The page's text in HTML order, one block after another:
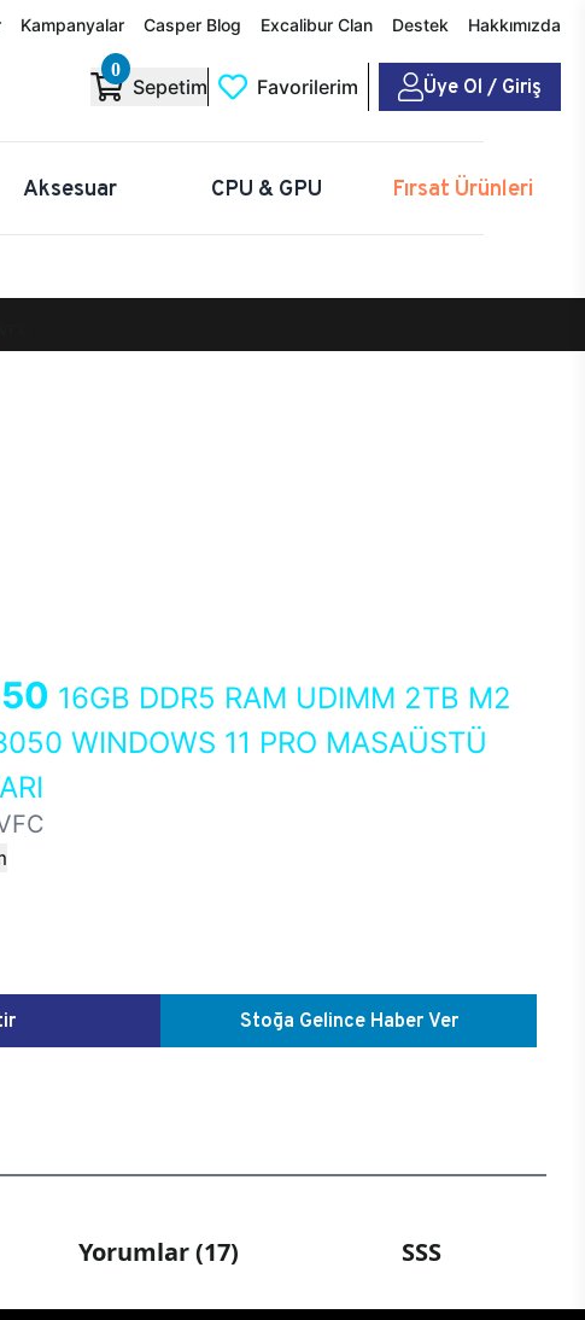
Kampanyalar Casper Blog Excalibur Clan Destek Hakkımızda
0
Sepetim Favorilerim Üye Ol / Giriş
Aksesuar CPU & GPU Fırsat Ürünleri
16GB DDR5 RAM UDIMM 2TB M2
WINDOWS 11 PRO MASAÜSTÜ
Stoğa Gelince Haber Ver
Yorumlar (17) SSS